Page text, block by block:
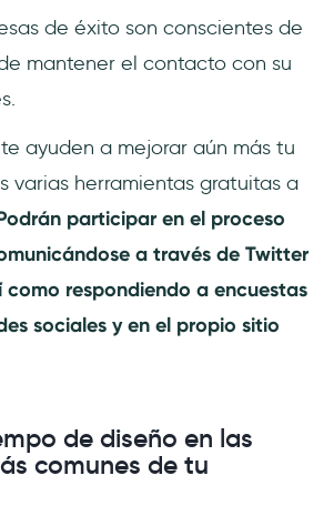
de éxito son conscientes de
mantener el contacto con su
ayuden a mejorar aún más tu
varias herramientas gratuitas a
participar en el proceso
a través de Twitter
como respondiendo a encuestas
sociales y en el propio sitio
de diseño en las
comunes de tu